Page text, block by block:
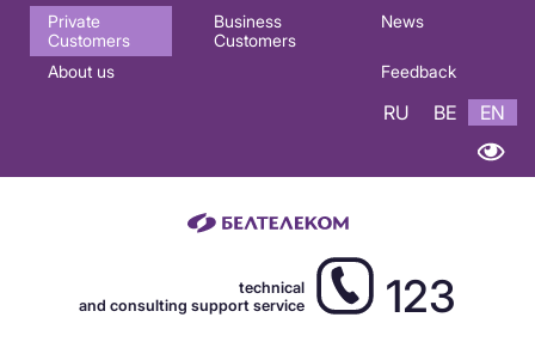
Основная
навигация
Private
Customers
Business
Customers
News
About us Feedback
RU BE EN
technical
and consulting support service
123